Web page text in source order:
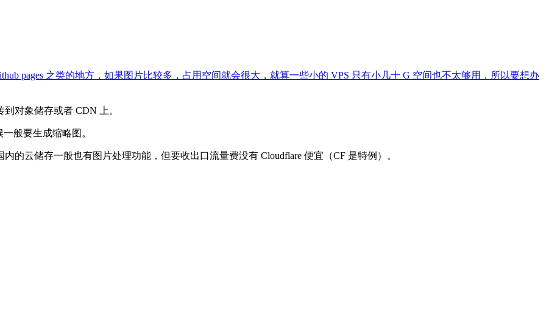
pages 之类的地方，如果图片比较多，占用空间就会很大，就算一些小的 VPS 只有小几十 G 空间也不太够用，所以要想办
对象储存或者 CDN 上。
般要生成缩略图。
的云储存一般也有图片处理功能，但要收出口流量费没有 Cloudflare 便宜（CF 是特例）。